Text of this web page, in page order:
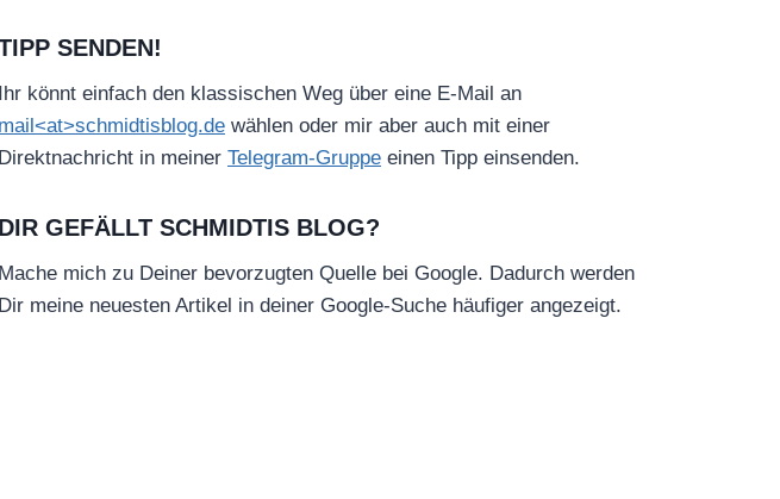
SENDEN!
Ihr könnt einfach den klassischen Weg über eine E-Mail an
mail<at>schmidtisblog.de wählen oder mir aber auch mit einer
Direktnachricht in meiner Telegram-Gruppe einen Tipp einsenden.
DIR GEFÄLLT SCHMIDTIS BLOG?
Mache mich zu Deiner bevorzugten Quelle bei Google. Dadurch werden
Dir meine neuesten Artikel in deiner Google-Suche häufiger angezeigt.